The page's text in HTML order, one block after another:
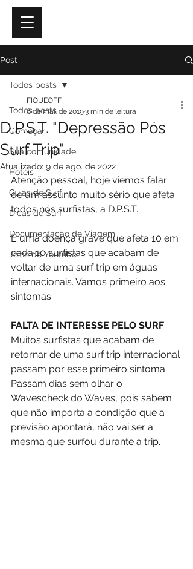
Post
Todos posts
Começar
Sua comunidade
Hotéis
Guias de Surf
Dicas de Surf
Documentação de Viagem
Jóias do Youtube
Todos posts
D.P.S.T. "Depressão Pós
Surf Trip"
FIQUEOFF
6 de mai. de 20193 min de leitura
Atualizado: 9 de ago. de 2022
Atenção pessoal, hoje viemos falar
de um assunto muito sério que afeta
todos nós surfistas, a D.P.S.T.
É uma doença grave que afeta 10 em
cada 10 surfistas que acabam de
voltar de uma surf trip em águas
internacionais. Vamos primeiro aos
sintomas:
FALTA DE INTERESSE PELO SURF
Muitos surfistas que acabam de
retornar de uma surf trip internacional
passam por esse primeiro sintoma.
Passam dias sem olhar o
Wavescheck do Waves, pois sabem
que não importa a condição que a
previsão apontará, não vai ser a
mesma que surfou durante a trip.